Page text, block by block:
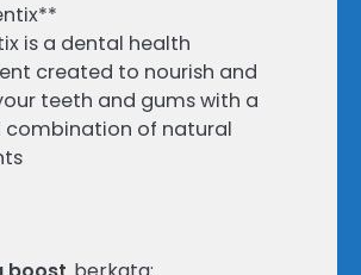
is a dental health
created to nourish and
teeth and gums with a
of natural